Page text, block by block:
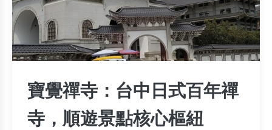
寶覺禪寺：台中日式百年禪
寺，順遊景點核心樞紐